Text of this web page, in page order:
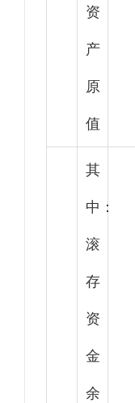
资
产
原
值
其
中：
滚
存
资
金
余